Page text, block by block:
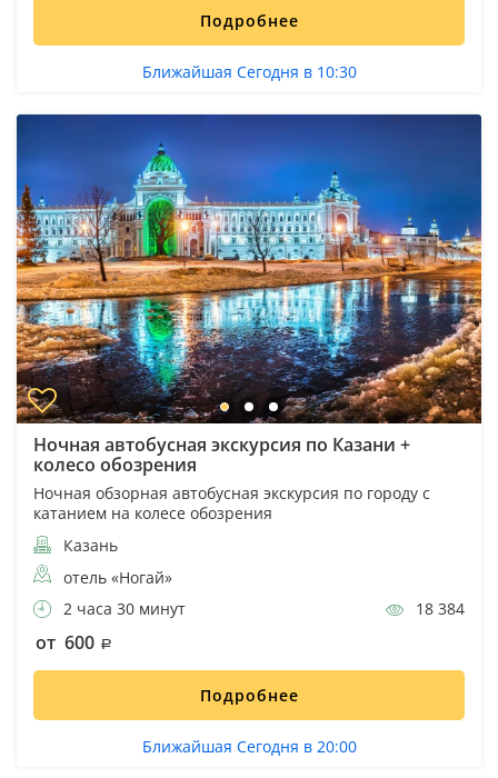
Подробнее
Ближайшая Сегодня в 10:30
Ночная автобусная экскурсия по Казани +
колесо обозрения
Ночная обзорная автобусная экскурсия по городу с
катанием на колесе обозрения
Казань
отель «Ногай»
2 часа 30 минут
18 384
от 600
Подробнее
Ближайшая Сегодня в 20:00